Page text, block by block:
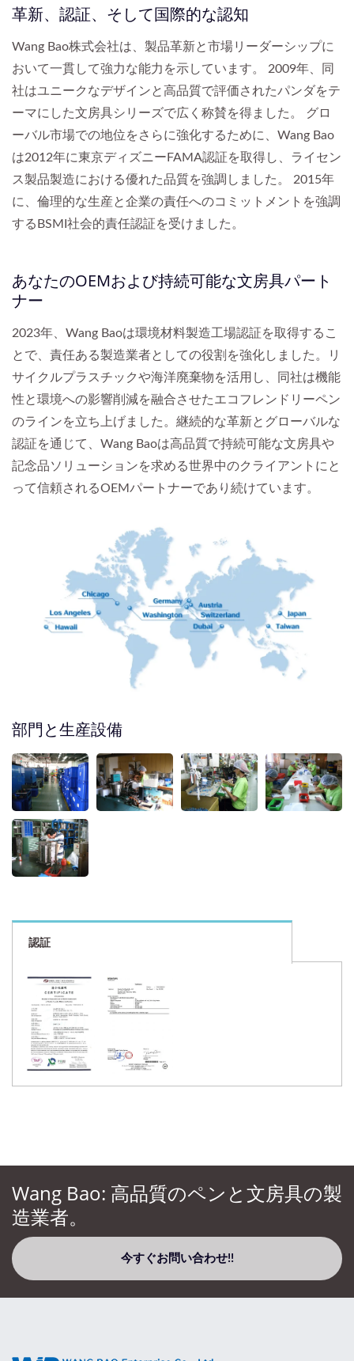
革新、認証、そして国際的な認知
Wang Bao株式会社は、製品革新と市場リーダーシップに
おいて一貫して強力な能力を示しています。 2009年、同
社はユニークなデザインと高品質で評価されたパンダをテ
ーマにした文房具シリーズで広く称賛を得ました。 グロ
ーバル市場での地位をさらに強化するために、Wang Bao
は2012年に東京ディズニーFAMA認証を取得し、ライセン
ス製品製造における優れた品質を強調しました。 2015年
に、倫理的な生産と企業の責任へのコミットメントを強調
するBSMI社会的責任認証を受けました。
あなたのOEMおよび持続可能な文房具パート
ナー
2023年、Wang Baoは環境材料製造工場認証を取得するこ
とで、責任ある製造業者としての役割を強化しました。リ
サイクルプラスチックや海洋廃棄物を活用し、同社は機能
性と環境への影響削減を融合させたエコフレンドリーペン
のラインを立ち上げました。継続的な革新とグローバルな
認証を通じて、Wang Baoは高品質で持続可能な文房具や
記念品ソリューションを求める世界中のクライアントにと
って信頼されるOEMパートナーであり続けています。
部門と生産設備
認証
Wang Bao: 高品質のペンと文房具の製
造業者。
今すぐお問い合わせ!!